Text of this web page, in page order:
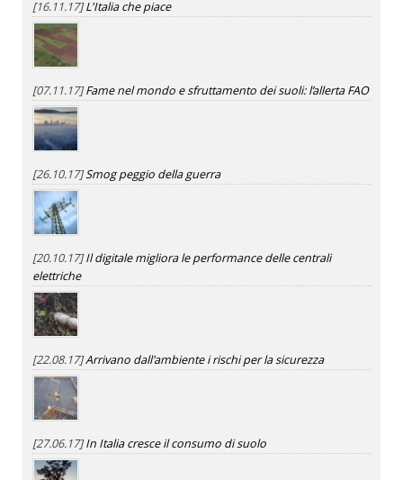
[16.11.17]L'Italia che piace
[07.11.17]Fame nel mondo e sfruttamento dei suoli: l’allerta FAO
[26.10.17]Smog peggio della guerra
[20.10.17]Il digitale migliora le performance delle centrali
elettriche
[22.08.17]Arrivano dall'ambiente i rischi per la sicurezza
[27.06.17]In Italia cresce il consumo di suolo